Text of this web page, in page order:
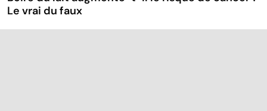
Le vrai du faux